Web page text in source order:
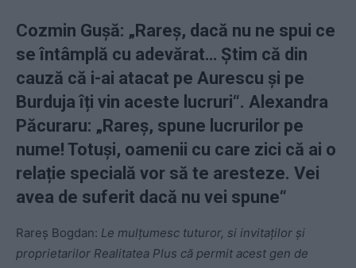
Cozmin Gușă: „Rareș, d acă nu ne spui ce
se întâmplă cu adevărat… Știm că din
cauză că i-ai atacat pe Aurescu și pe
Burduja îți vin aceste lucruri“. Alexandra
Păcuraru: „Rareș, spune lucrurilor pe
nume! Totuși, oamenii cu care zici că ai o
relație specială vor să te aresteze. Vei
avea de suferit dacă nu vei spune“
Rareș Bogdan: Le mulțumesc tuturor, si invitaților și
proprietarilor Realitatea Plus că permit acest gen de